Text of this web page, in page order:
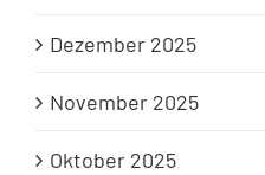
Dezember 2025
November 2025
Oktober 2025